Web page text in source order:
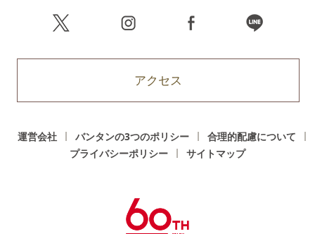
アクセス
運営会社 バンタンの3つのポリシー
合理的配慮について
プライバシーポリシー
サイトマップ